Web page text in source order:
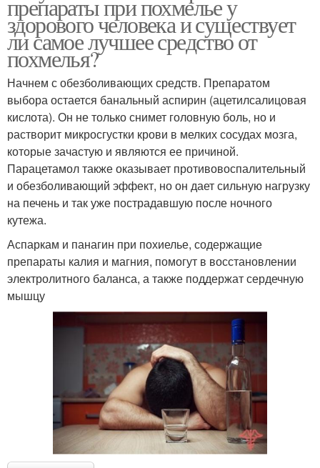
препараты при похмелье у
здорового человека и существует
ли самое лучшее средство от
похмелья?
Начнем с обезболивающих средств. Препаратом
выбора остается банальный аспирин (ацетилсалицовая
кислота). Он не только снимет головную боль, но и
растворит микросгустки крови в мелких сосудах мозга,
которые зачастую и являются ее причиной.
Парацетамол также оказывает противовоспалительный
и обезболивающий эффект, но он дает сильную нагрузку
на печень и так уже пострадавшую после ночного
кутежа.
Аспаркам и панагин при похиелье, содержащие
препараты калия и магния, помогут в восстановлении
электролитного баланса, а также поддержат сердечную
мышцу